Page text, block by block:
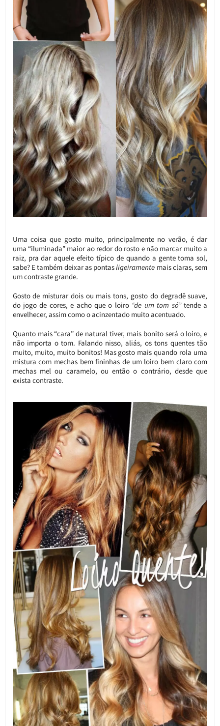
Uma coisa que gosto muito, principalmente no verão, é dar
uma “iluminada” maior ao redor do rosto e não marcar muito a
raiz, pra dar aquele efeito típico de quando a gente toma sol,
sabe? E também deixar as pontasligeiramente mais claras, sem
um contraste grande.
Gosto de misturar dois ou mais tons, gosto do degradê suave,
do jogo de cores, e acho que o loiro “de um tom só”tende a
envelhecer, assim como o acinzentado muito acentuado.
Quanto mais “cara” de natural tiver, mais bonito será o loiro, e
não importa o tom. Falando nisso, aliás, os tons quentes tão
muito, muito, muito bonitos! Mas gosto mais quando rola uma
mistura com mechas bem fininhas de um loiro bem claro com
mechas mel ou caramelo, ou então o contrário, desde que
exista contraste.